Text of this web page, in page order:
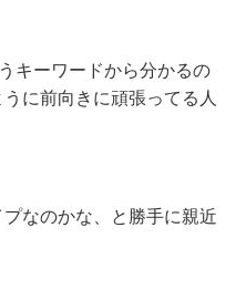
キーワードから分かるの
に前向きに頑張ってる人
なのかな、と勝手に親近